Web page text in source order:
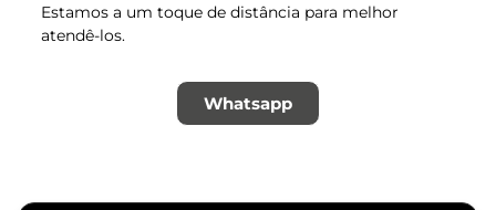
Estamos a um toque de distância para melhor
atendê-los.
Whatsapp